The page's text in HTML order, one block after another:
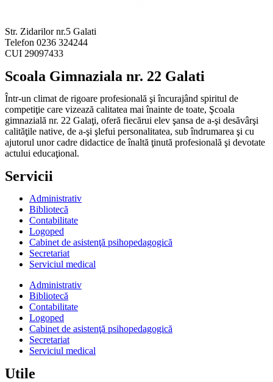
Str. Zidarilor nr.5 Galati
Telefon 0236 324244
CUI 29097433
Scoala Gimnaziala nr. 22 Galati
Într-un climat de rigoare profesională şi încurajând spiritul de
competiţie care vizează calitatea mai înainte de toate, Şcoala
gimnazială nr. 22 Galaţi, oferă fiecărui elev şansa de a-şi desăvârşi
calităţile native, de a-şi şlefui personalitatea, sub îndrumarea şi cu
ajutorul unor cadre didactice de înaltă ţinută profesională şi devotate
actului educaţional.
Servicii
Administrativ
Bibliotecă
Contabilitate
Logoped
Cabinet de asistenţă psihopedagogică
Secretariat
Serviciul medical
Administrativ
Bibliotecă
Contabilitate
Logoped
Cabinet de asistenţă psihopedagogică
Secretariat
Serviciul medical
Utile